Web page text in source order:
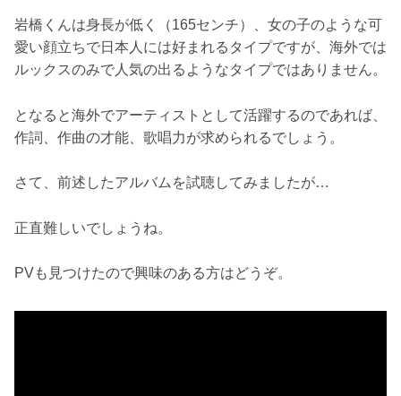
岩橋くんは身長が低く（165センチ）、女の子のような可
愛い顔立ちで日本人には好まれるタイプですが、海外では
ルックスのみで人気の出るようなタイプではありません。
となると海外でアーティストとして活躍するのであれば、
作詞、作曲の才能、歌唱力が求められるでしょう。
さて、前述したアルバムを試聴してみましたが…
正直難しいでしょうね。
PVも見つけたので興味のある方はどうぞ。